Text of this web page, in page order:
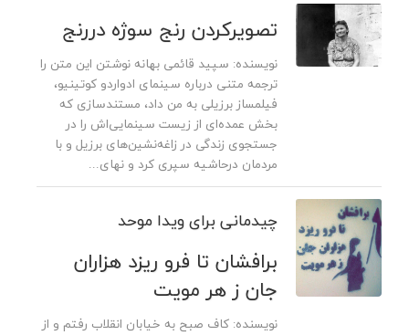
تصویرکردن رنج سوژه دررنج
نویسنده: سپید قائمی بهانه‌ نوشتن این متن را
ترجمه‌ متنی درباره‌ سینمای ادواردو کوتینیو،
فیلمساز برزیلی به من داد، مستندسازی که
بخش عمده‌ای از زیست سینمایی‌اش را در
جستجوی زندگی در زاغه‌نشین‌های برزیل و با
مردمان درحاشیه سپری کرد و نهای...
چیدمانی برای ویدا موحد
برافشان تا فرو ریزد هزاران
جان ز هر مویت
نویسنده: کاف صبح به خیابان انقلاب رفتم و از